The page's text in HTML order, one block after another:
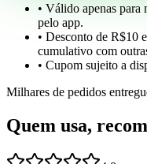
• Válido apenas
pelo app.
• Desconto de R$10
cumulativo com
• Cupom sujeito a
Milhares de pedidos
Quem usa,